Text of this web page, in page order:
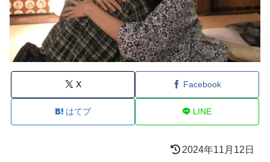
X Facebook
はてブ LINE
2024年11月12日